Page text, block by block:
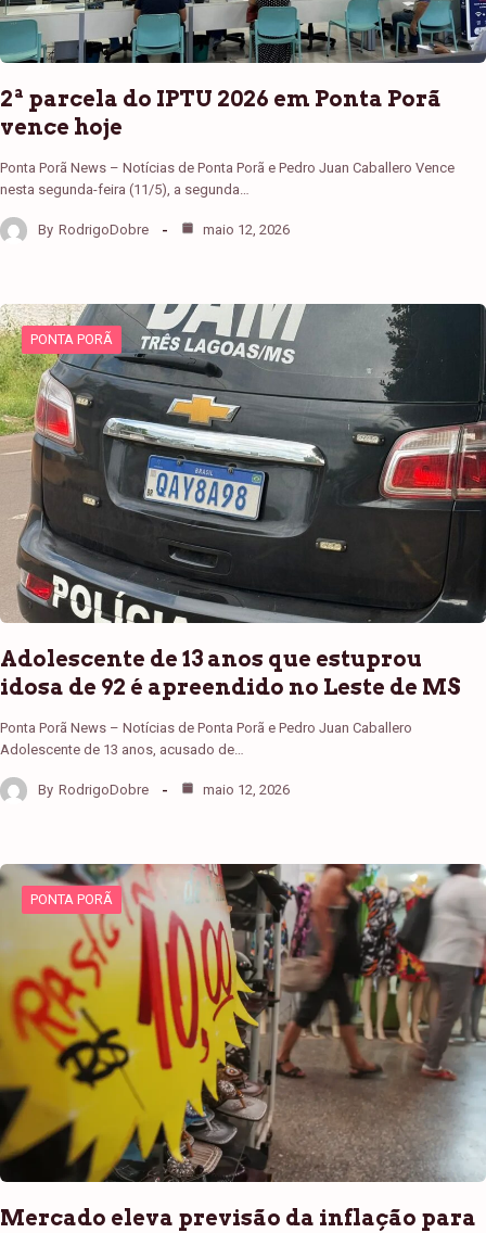
2ª parcela do IPTU 2026 em Ponta Porã
vence hoje
Ponta Porã News – Notícias de Ponta Porã e Pedro Juan Caballero Vence
nesta segunda-feira (11/5), a segunda…
By RodrigoDobre maio 12, 2026
PONTA PORÃ
Adolescente de 13 anos que estuprou
idosa de 92 é apreendido no Leste de MS
Ponta Porã News – Notícias de Ponta Porã e Pedro Juan Caballero
Adolescente de 13 anos, acusado de…
By RodrigoDobre maio 12, 2026
PONTA PORÃ
Mercado eleva previsão da inflação para